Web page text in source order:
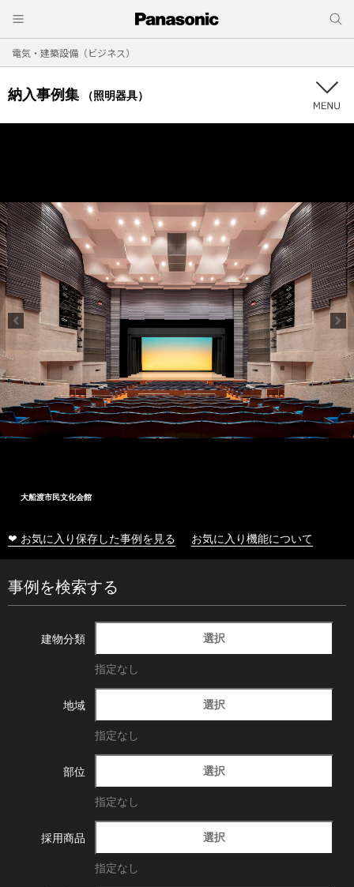
電気・建築設備（ビジネス）
納入事例集 （照明器具）
大船渡市民文化会館
❤ お気に入り保存した事例を見る お気に入り機能について
事例を検索する
建物分類 選択
指定なし
地域 選択
指定なし
部位 選択
指定なし
採用商品 選択
指定なし